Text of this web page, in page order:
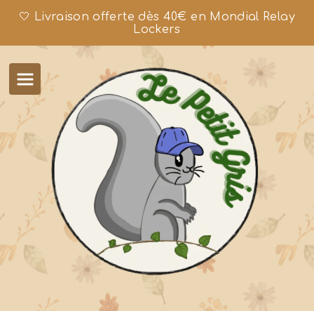
🤍 Livraison offerte dès 40€ en Mondial Relay
Lockers